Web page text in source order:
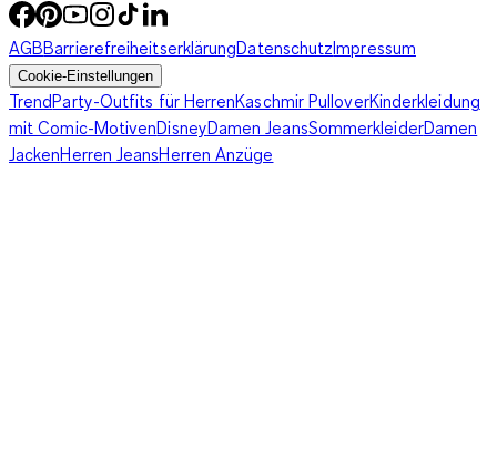
AGBBarrierefreiheitserklärungDatenschutzImpressum
Cookie-Einstellungen
TrendParty-Outfits für HerrenKaschmir PulloverKinderkleidung
mit Comic-MotivenDisneyDamen JeansSommerkleiderDamen
JackenHerren JeansHerren Anzüge